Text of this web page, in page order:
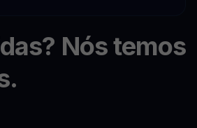
Nós temos